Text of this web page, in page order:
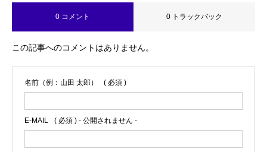
0 コメント 0 トラックバック
この記事へのコメントはありません。
名前（例：山田 太郎） ( 必須 )
E-MAIL ( 必須 ) - 公開されません -